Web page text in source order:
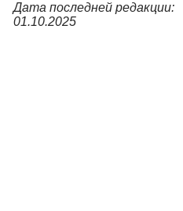
Дата последней редакции:
01.10.2025